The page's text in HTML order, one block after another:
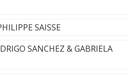
SAISSE
SANCHEZ & GABRIELA